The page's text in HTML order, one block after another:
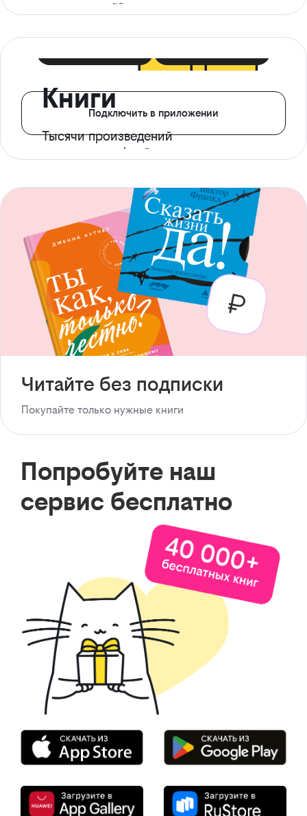
ограничений*
Книги
Тысячи произведений
с доступом офлайн
Подключить в приложении
Читайте без подписки
Покупайте только нужные книги
Попробуйте наш
сервис бесплатно